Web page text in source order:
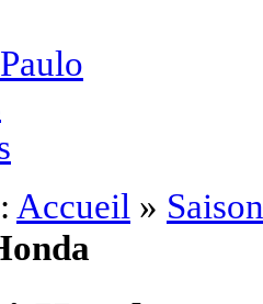
Accueil »